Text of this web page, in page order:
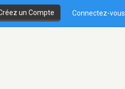
un Compte Connectez-vous